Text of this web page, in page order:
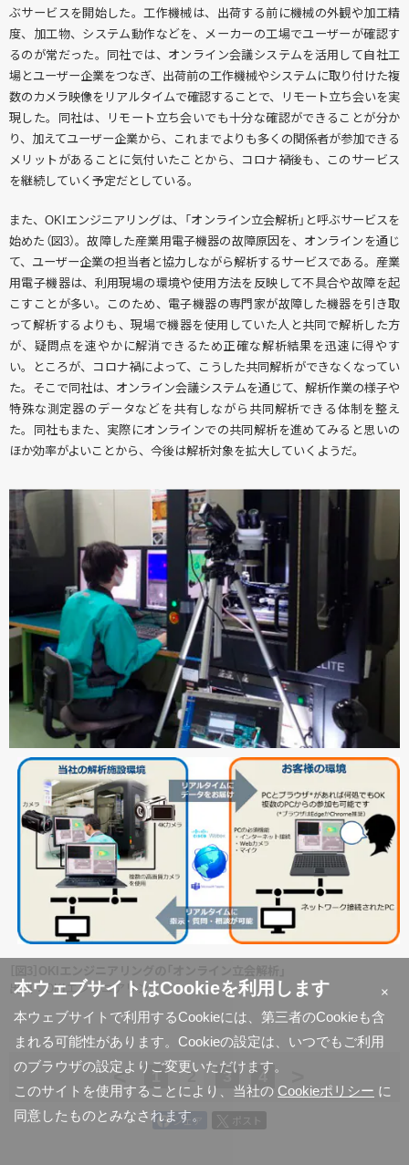
本ウェブサイトはCookieを利用します
×
本ウェブサイトで利用するCookieには、第三者のCookieも含
まれる可能性があります。Cookieの設定は、いつでもご利用
のブラウザの設定よりご変更いただけます。
このサイトを使用することにより、当社の Cookieポリシー に
同意したものとみなされます。
ぶサービスを開始した。工作機械は、出荷する前に機械の外観や加工精
度、加工物、システム動作などを、メーカーの工場でユーザーが確認す
るのが常だった。同社では、オンライン会議システムを活用して自社工
場とユーザー企業をつなぎ、出荷前の工作機械やシステムに取り付けた複
数のカメラ映像をリアルタイムで確認することで、リモート立ち会いを実
現した。同社は、リモート立ち会いでも十分な確認ができることが分か
り、加えてユーザー企業から、これまでよりも多くの関係者が参加できる
メリットがあることに気付いたことから、コロナ禍後も、このサービス
を継続していく予定だとしている。
また、OKIエンジニアリングは、「オンライン立会解析」と呼ぶサービスを
始めた（図3）。故障した産業用電子機器の故障原因を、オンラインを通じ
て、ユーザー企業の担当者と協力しながら解析するサービスである。産業
用電子機器は、利用現場の環境や使用方法を反映して不具合や故障を起
こすことが多い。このため、電子機器の専門家が故障した機器を引き取
って解析するよりも、現場で機器を使用していた人と共同で解析した方
が、疑問点を速やかに解消できるため正確な解析結果を迅速に得やす
い。ところが、コロナ禍によって、こうした共同解析ができなくなってい
た。そこで同社は、オンライン会議システムを通じて、解析作業の様子や
特殊な測定器のデータなどを共有しながら共同解析できる体制を整え
た。同社もまた、実際にオンラインでの共同解析を進めてみると思いの
ほか効率がよいことから、今後は解析対象を拡大していくようだ。
出典：OKIエンジニアリング
< 1 2 3 4
シェア ポスト